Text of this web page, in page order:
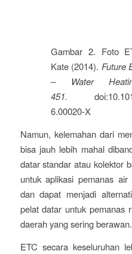
Gambar 2. Foto
Kate (2014). Future
– Water
451.
6.00020-X
Namun, kelemahan dari
bisa jauh lebih mahal
datar standar atau kolektor
untuk aplikasi pemanas
dan dapat menjadi
pelat datar untuk pemanas
daerah yang sering berawan.
ETC secara keseluruhan